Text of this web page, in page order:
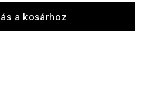
a kosárhoz